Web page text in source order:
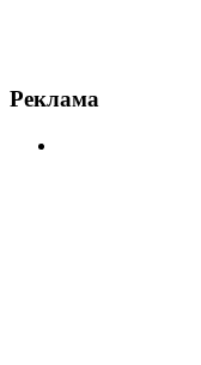
Реклама